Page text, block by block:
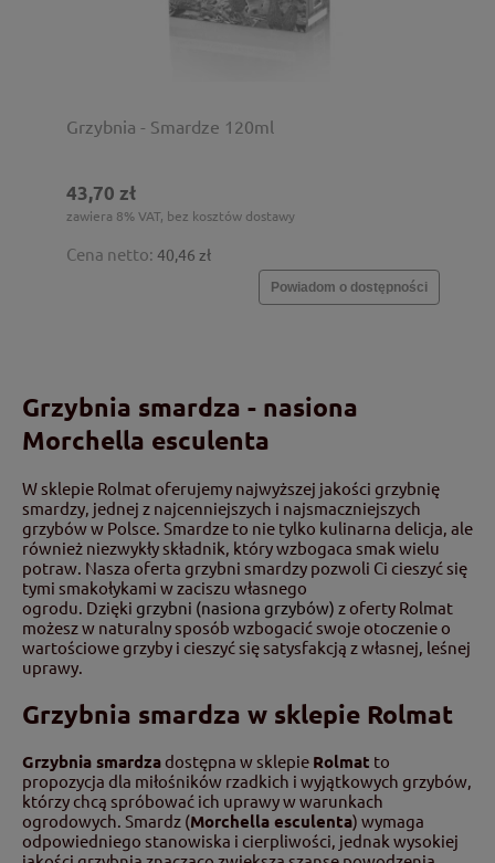
Grzybnia - Smardze 120ml
43,70 zł
zawiera 8% VAT, bez kosztów dostawy
Cena netto: 40,46 zł
Powiadom o dostępności
Grzybnia smardza - nasiona
Morchella esculenta
W sklepie Rolmat oferujemy najwyższej jakości grzybnię
smardzy, jednej z najcenniejszych i najsmaczniejszych
grzybów w Polsce. Smardze to nie tylko kulinarna delicja, ale
również niezwykły składnik, który wzbogaca smak wielu
potraw. Nasza oferta grzybni smardzy pozwoli Ci cieszyć się
tymi smakołykami w zaciszu własnego
ogrodu. Dzięki grzybni (nasiona grzybów) z oferty Rolmat
możesz w naturalny sposób wzbogacić swoje otoczenie o
wartościowe grzyby i cieszyć się satysfakcją z własnej, leśnej
uprawy.
Grzybnia smardza w sklepie Rolmat
Grzybnia smardzadostępna w sklepie Rolmat to
propozycja dla miłośników rzadkich i wyjątkowych grzybów,
którzy chcą spróbować ich uprawy w warunkach
ogrodowych. Smardz (Morchella esculenta) wymaga
odpowiedniego stanowiska i cierpliwości, jednak wysokiej